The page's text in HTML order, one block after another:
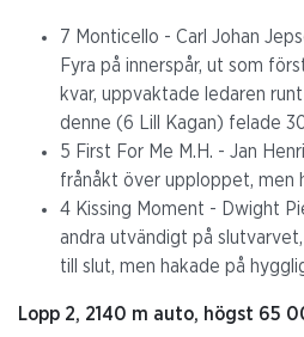
7 Monticello - Carl Johan
Fyra på innerspår, ut som
kvar, uppvaktade ledaren
denne (6 Lill Kagan) felade
5 First For Me M.H. - Jan
frånåkt över upploppet, men
4 Kissing Moment - Dwight
andra utvändigt på
till slut, men hakade på
Lopp 2, 2140 m auto, högst 65